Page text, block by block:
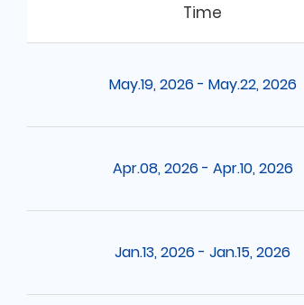
Time
May.19, 2026 - May.22, 2026
Apr.08, 2026 - Apr.10, 2026
Jan.13, 2026 - Jan.15, 2026